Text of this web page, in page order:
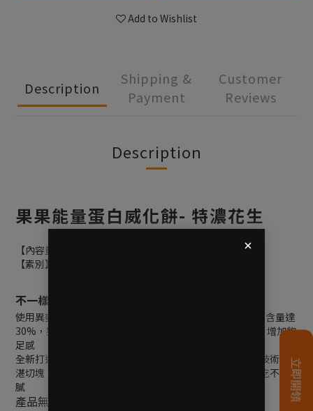
Add to Wishlist
Description
Shipping &
Payment
Customer
Reviews
Description
果果能量蛋白威化餅- 特濃花生
【內容量】每份 30 公克
【素別】：奶素可食
不一樣的蛋白威化餅
使用異麥芽寡糖、0克反式脂肪，每份蛋白威化餅的蛋白質含量達
30%，獨家添加 MCT 中鏈三酸甘油脂，快速轉換為能量、增加飽
足感
全新打造美味口感，香濃美味一口一塊不易碎，緊緻壓層技術精
湛切塊，層次分明不易碎。多層蛋白夾心，口感扎實，好吃不甜
膩
產品無添加防腐劑與色素